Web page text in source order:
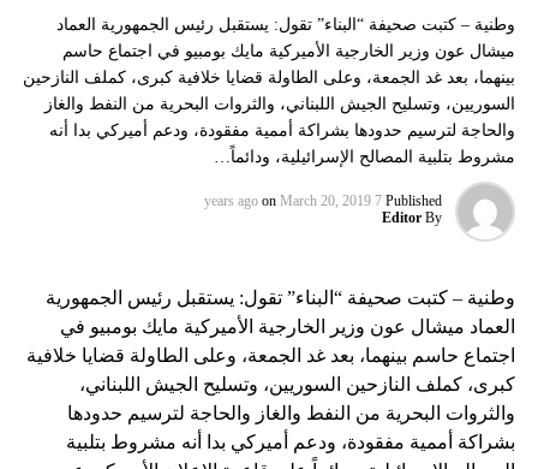
وطنية – كتبت صحيفة “البناء” تقول: يستقبل رئيس الجمهورية العماد
ميشال عون وزير الخارجية الأميركية مايك بومبيو في اجتماع حاسم
بينهما، بعد غد الجمعة، وعلى الطاولة قضايا خلافية كبرى، كملف النازحين
السوريين، وتسليح الجيش اللبناني، والثروات البحرية من النفط والغاز
والحاجة لترسيم حدودها بشراكة أممية مفقودة، ودعم أميركي بدا أنه
مشروط بتلبية المصالح الإسرائيلية، ودائماً…
Published
7 years ago
on March 20, 2019
By
Editor
وطنية – كتبت صحيفة “البناء” تقول: يستقبل رئيس الجمهورية
العماد ميشال عون وزير الخارجية الأميركية مايك بومبيو في
اجتماع حاسم بينهما، بعد غد الجمعة، وعلى الطاولة قضايا خلافية
كبرى، كملف النازحين السوريين، وتسليح الجيش اللبناني،
والثروات البحرية من النفط والغاز والحاجة لترسيم حدودها
بشراكة أممية مفقودة، ودعم أميركي بدا أنه مشروط بتلبية